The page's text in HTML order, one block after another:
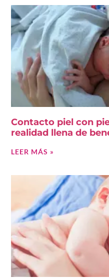
Contacto piel con
realidad llena de
LEER MÁS »